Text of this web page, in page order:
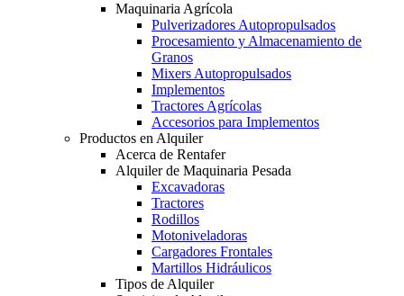
Maquinaria Agrícola
Pulverizadores Autopropulsados
Procesamiento y Almacenamiento de
Granos
Mixers Autopropulsados
Implementos
Tractores Agrícolas
Accesorios para Implementos
Productos en Alquiler
Acerca de Rentafer
Alquiler de Maquinaria Pesada
Excavadoras
Tractores
Rodillos
Motoniveladoras
Cargadores Frontales
Martillos Hidráulicos
Tipos de Alquiler